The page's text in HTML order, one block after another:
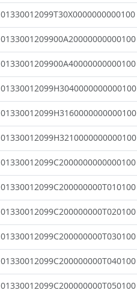
01330012099T30X0000000000100
0133001209900A20000000000100
0133001209900A40000000000100
01330012099H3040000000000100
01330012099H3160000000000100
01330012099H3210000000000100
01330012099C2000000000000100
01330012099C200000000T010100
01330012099C200000000T020100
01330012099C200000000T030100
01330012099C200000000T040100
01330012099C200000000T050100